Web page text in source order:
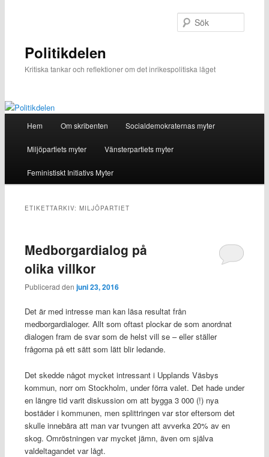
Politikdelen
Kritiska tankar och reflektioner om det inrikespolitiska läget
Hem Om skribenten Socialdemokraternas myter
Miljöpartiets myter Vänsterpartiets myter
Feministiskt Initiativs Myter
ETIKETTARKIV: MILJÖPARTIET
Medborgardialog på
olika villkor
Publicerad den juni 23, 2016
Det är med intresse man kan läsa resultat från
medborgardialoger. Allt som oftast plockar de som anordnat
dialogen fram de svar som de helst vill se – eller ställer
frågorna på ett sätt som lätt blir ledande.
Det skedde något mycket intressant i Upplands Väsbys
kommun, norr om Stockholm, under förra valet. Det hade under
en längre tid varit diskussion om att bygga 3 000 (!) nya
bostäder i kommunen, men splittringen var stor eftersom det
skulle innebära att man var tvungen att avverka 20% av en
skog. Omröstningen var mycket jämn, även om själva
valdeltagandet var lågt.